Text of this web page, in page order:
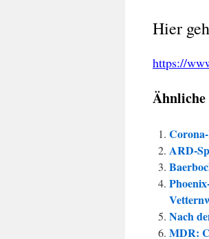
Hier
https://
ARD-
Nach
MDR: